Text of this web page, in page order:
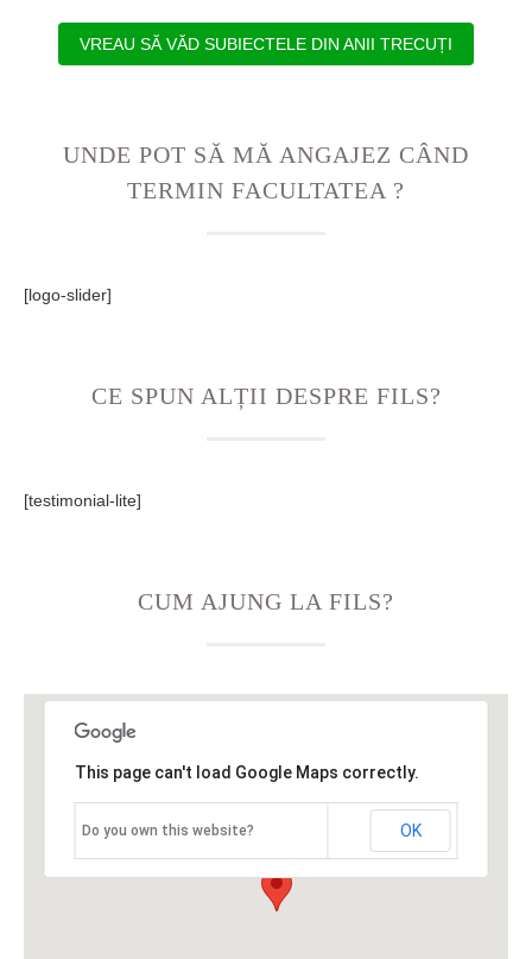
VREAU SĂ VĂD SUBIECTELE DIN ANII TRECUȚI
UNDE POT SĂ MĂ ANGAJEZ CÂND
TERMIN FACULTATEA ?
[logo-slider]
CE SPUN ALȚII DESPRE FILS?
[testimonial-lite]
CUM AJUNG LA FILS?
This page can't load Google Maps correctly.
Do you own this website? OK